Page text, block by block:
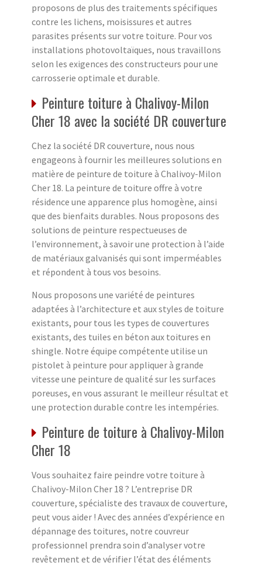
proposons de plus des traitements spécifiques
contre les lichens, moisissures et autres
parasites présents sur votre toiture. Pour vos
installations photovoltaïques, nous travaillons
selon les exigences des constructeurs pour une
carrosserie optimale et durable.
Peinture toiture à Chalivoy-Milon
Cher 18 avec la société DR couverture
Chez la société DR couverture, nous nous
engageons à fournir les meilleures solutions en
matière de peinture de toiture à Chalivoy-Milon
Cher 18. La peinture de toiture offre à votre
résidence une apparence plus homogène, ainsi
que des bienfaits durables. Nous proposons des
solutions de peinture respectueuses de
l’environnement, à savoir une protection à l’aide
de matériaux galvanisés qui sont imperméables
et répondent à tous vos besoins.
Nous proposons une variété de peintures
adaptées à l’architecture et aux styles de toiture
existants, pour tous les types de couvertures
existants, des tuiles en béton aux toitures en
shingle. Notre équipe compétente utilise un
pistolet à peinture pour appliquer à grande
vitesse une peinture de qualité sur les surfaces
poreuses, en vous assurant le meilleur résultat et
une protection durable contre les intempéries.
Peinture de toiture à Chalivoy-Milon
Cher 18
Vous souhaitez faire peindre votre toiture à
Chalivoy-Milon Cher 18 ? L’entreprise DR
couverture, spécialiste des travaux de couverture,
peut vous aider ! Avec des années d’expérience en
dépannage des toitures, notre couvreur
professionnel prendra soin d’analyser votre
revêtement et de vérifier l’état des éléments